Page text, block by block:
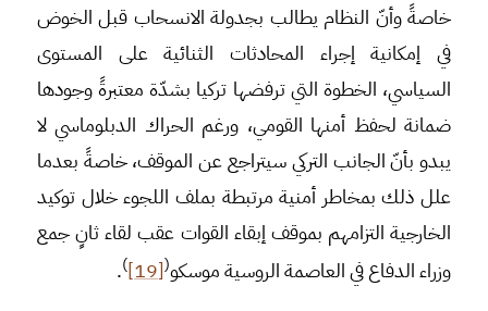
خاصةً وأنّ النظام يطالب بجدولة الانسحاب قبل الخوض
في إمكانية إجراء المحادثات الثنائية على المستوى
السياسي، الخطوة التي ترفضها تركيا بشدّة معتبرةً وجودها
ضمانة لحفظ أمنها القومي، ورغم الحراك الدبلوماسي لا
يبدو بأنّ الجانب التركي سيتراجع عن الموقف، خاصةً بعدما
علل ذلك بمخاطر أمنية مرتبطة بملف اللجوء خلال توكيد
الخارجية التزامهم بموقف إبقاء القوات عقب لقاء ثانٍ جمع
وزراء الدفاع في العاصمة الروسية موسكو(
[19]
)
.